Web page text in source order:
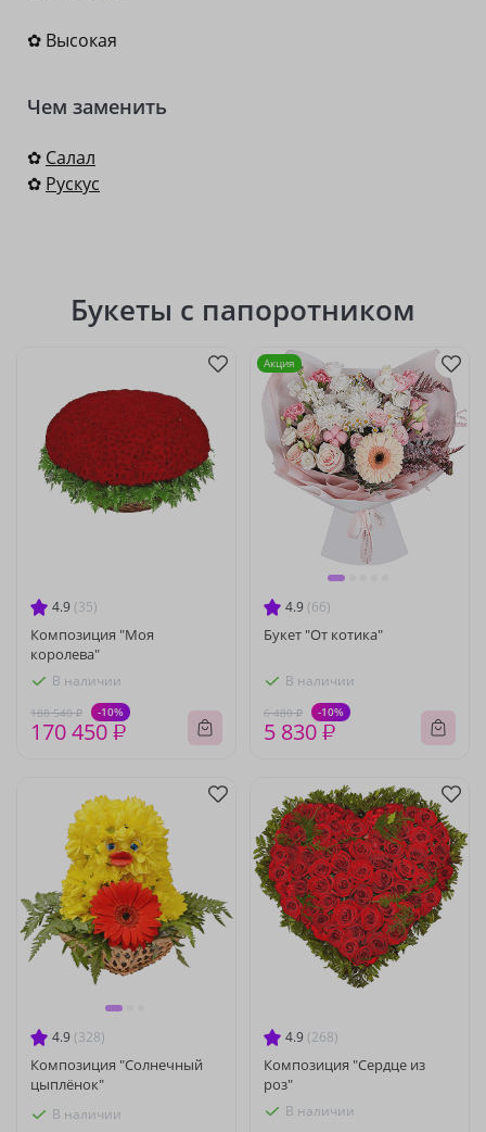
✿ Высокая
Чем заменить
✿ Салал
✿ Рускус
Букеты с папоротником
4.9 (35)
Композиция "Моя
королева"
В наличии
188 540 ₽ -10%
170 450 ₽
4.9 (66)
Букет "От котика"
В наличии
6 480 ₽ -10%
5 830 ₽
Акция
4.9 (328)
Композиция "Солнечный
цыплёнок"
В наличии
4.9 (268)
Композиция "Сердце из
роз"
В наличии